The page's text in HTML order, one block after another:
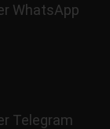
WhatsApp
Telegram